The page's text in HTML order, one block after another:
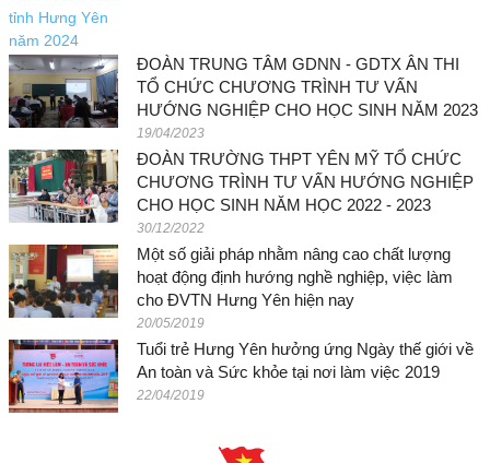
ĐOÀN TRUNG TÂM GDNN - GDTX ÂN THI
TỔ CHỨC CHƯƠNG TRÌNH TƯ VẤN
HƯỚNG NGHIỆP CHO HỌC SINH NĂM 2023
19/04/2023
ĐOÀN TRƯỜNG THPT YÊN MỸ TỔ CHỨC
CHƯƠNG TRÌNH TƯ VẤN HƯỚNG NGHIỆP
CHO HỌC SINH NĂM HỌC 2022 - 2023
30/12/2022
Một số giải pháp nhằm nâng cao chất lượng
hoạt động định hướng nghề nghiệp, việc làm
cho ĐVTN Hưng Yên hiện nay
20/05/2019
Tuổi trẻ Hưng Yên hưởng ứng Ngày thế giới về
An toàn và Sức khỏe tại nơi làm việc 2019
22/04/2019